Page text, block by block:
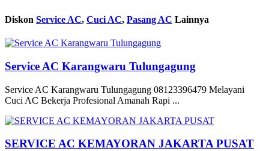
Diskon Service AC, Cuci AC, Pasang AC Lainnya
Service AC Karangwaru Tulungagung
Service AC Karangwaru Tulungagung 08123396479 Melayani
Cuci AC Bekerja Profesional Amanah Rapi ...
SERVICE AC KEMAYORAN JAKARTA PUSAT